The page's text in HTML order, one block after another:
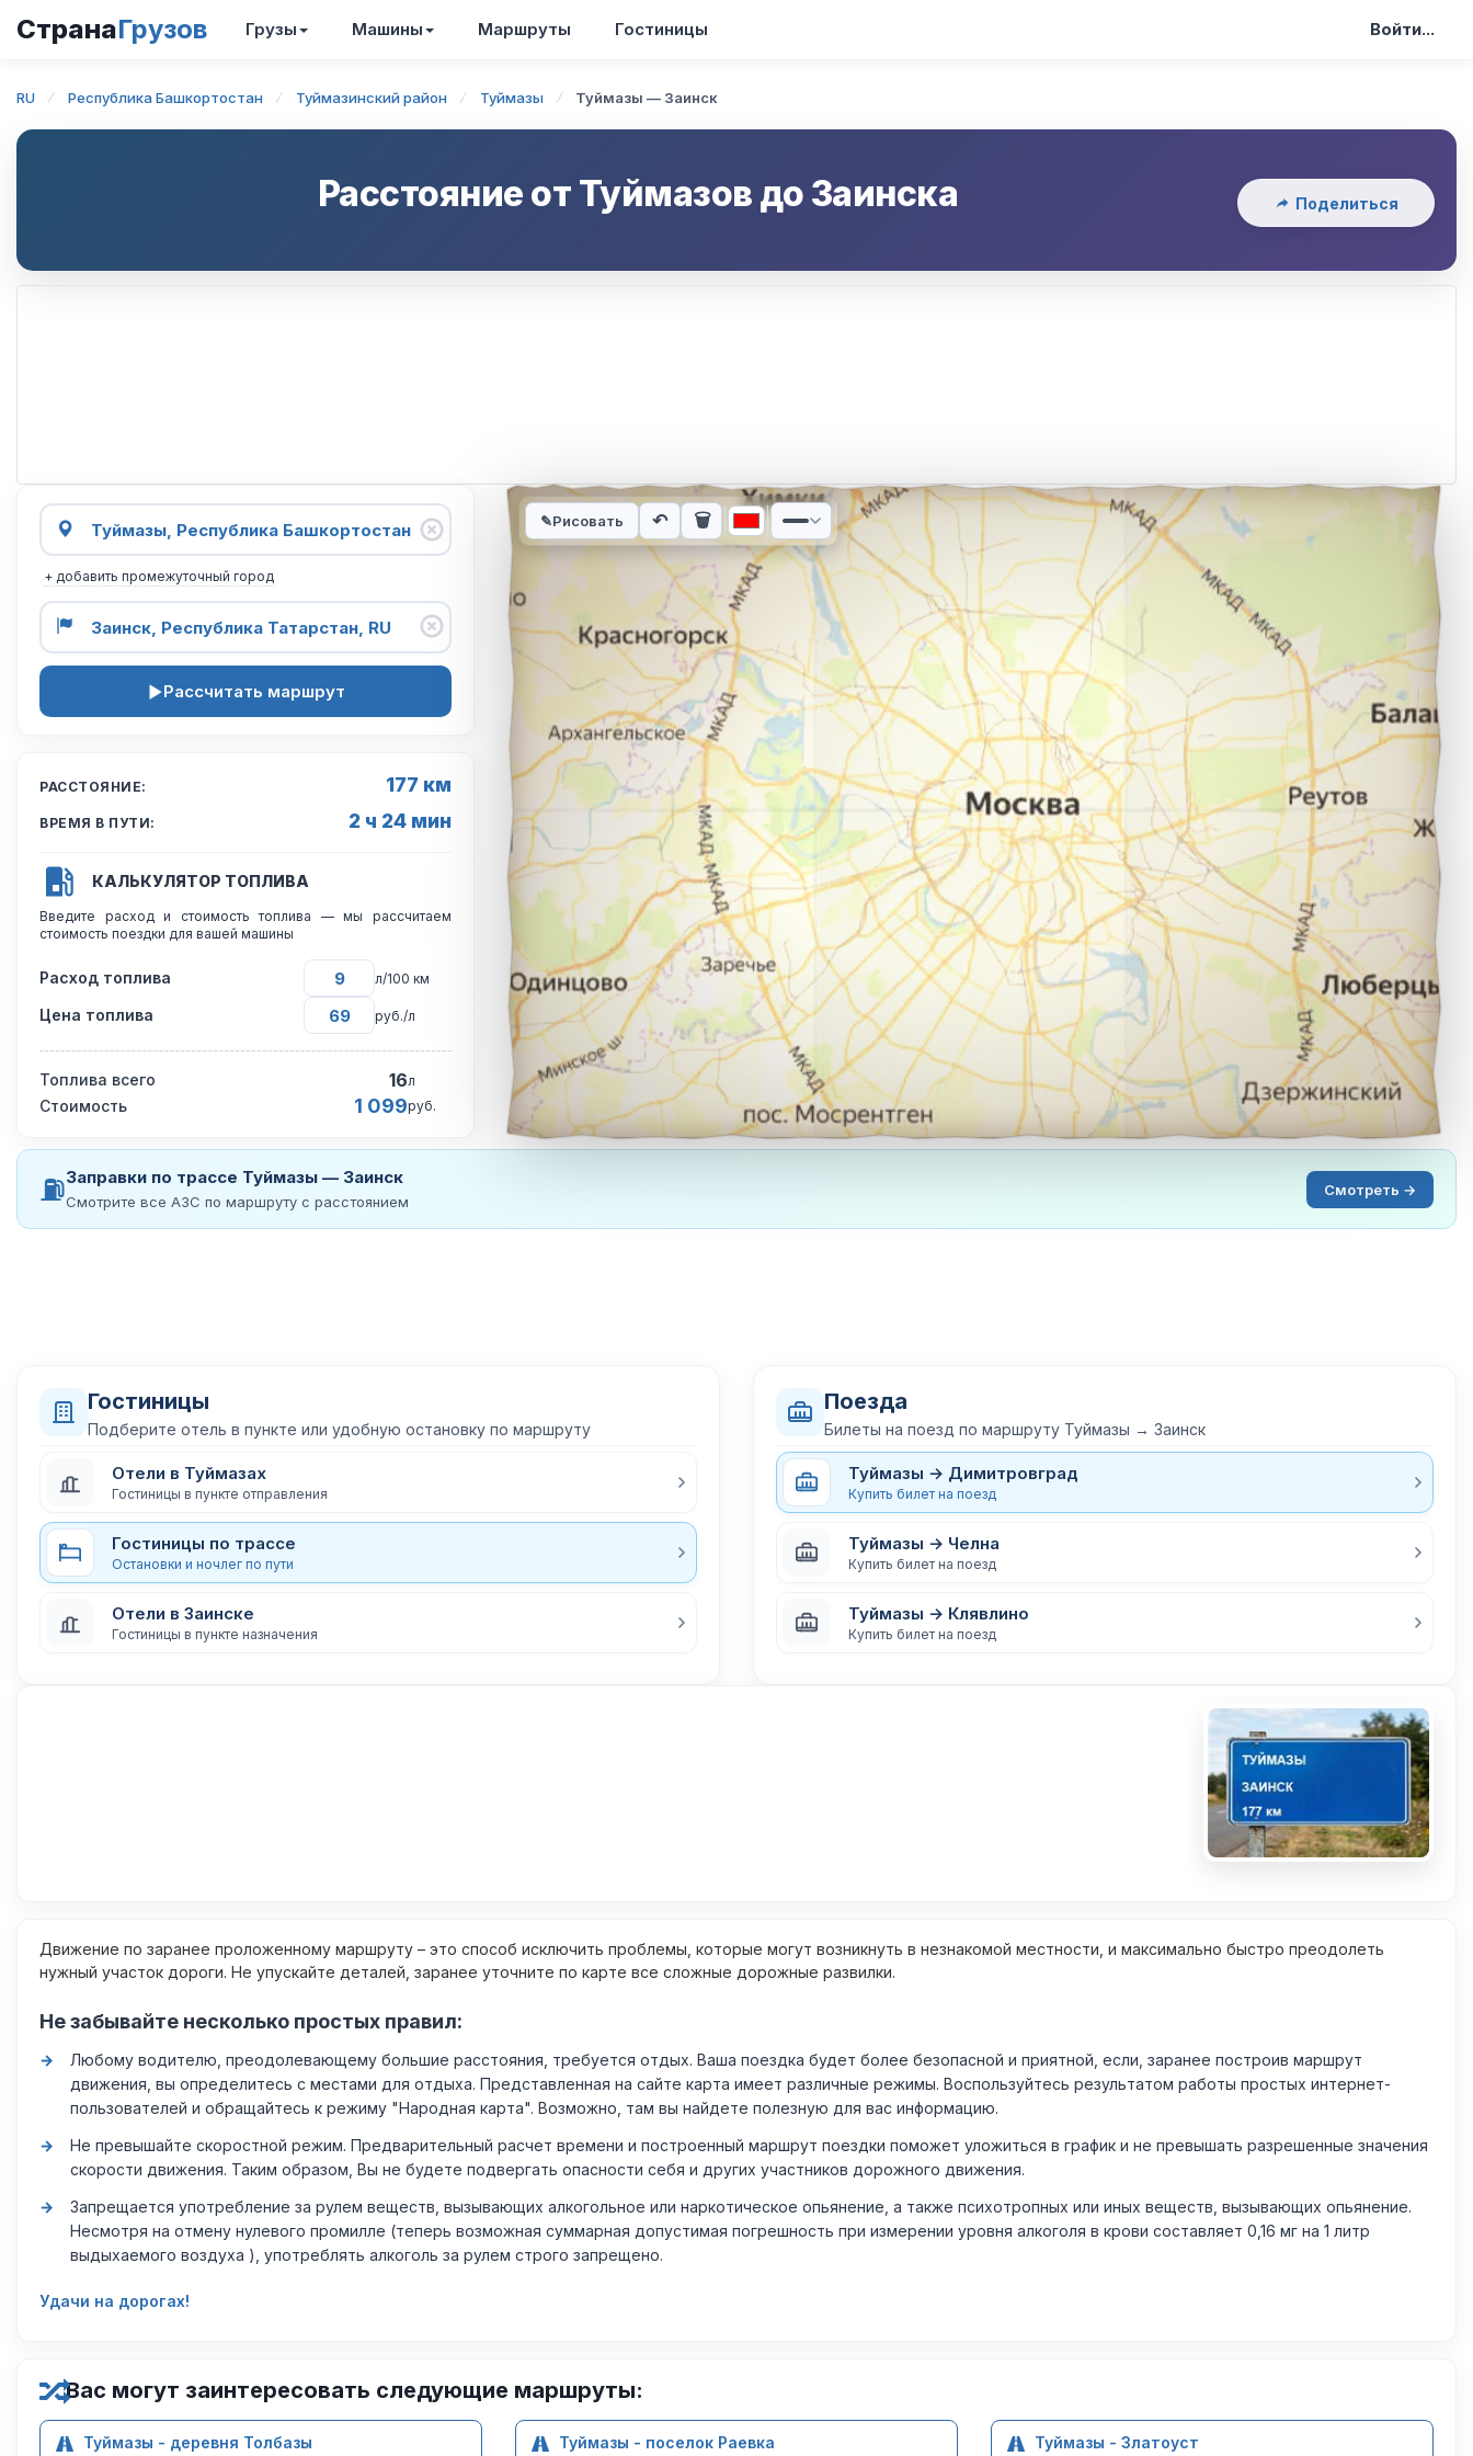
СтранаГрузов Грузы Машины Маршруты Гостиницы Войти...
RU Республика Башкортостан Туймазинский район Туймазы Туймазы — Заинск
Расстояние от Туймазов до Заинска Поделиться
+ добавить промежуточный город
Рассчитать маршрут
РАССТОЯНИЕ: 177 км
ВРЕМЯ В ПУТИ: 2 ч 24 мин
КАЛЬКУЛЯТОР ТОПЛИВА
Введите расход и стоимость топлива — мы рассчитаем
стоимость поездки для вашей машины
Расход топлива л/100 км
Цена топлива руб./л
Топлива всего 16л
Стоимость 1 099руб.
Интерактивная карта автомобильного маршрута из города Туймазы в город Заинск.
✎Рисовать ↶ 🗑
⛽Заправки по трассе Туймазы — Заинск
Смотрите все АЗС по маршруту с расстоянием
Смотреть →
Гостиницы
Подберите отель в пункте или удобную остановку по маршруту
Отели в Туймазах
Гостиницы в пункте отправления
Гостиницы по трассе
Остановки и ночлег по пути
Отели в Заинске
Гостиницы в пункте назначения
Поезда
Билеты на поезд по маршруту Туймазы → Заинск
Туймазы → Димитровград
Купить билет на поезд
Туймазы → Челна
Купить билет на поезд
Туймазы → Клявлино
Купить билет на поезд
Движение по заранее проложенному маршруту – это способ исключить проблемы, которые могут возникнуть в незнакомой местности, и максимально быстро преодолеть
нужный участок дороги. Не упускайте деталей, заранее уточните по карте все сложные дорожные развилки.
Не забывайте несколько простых правил:
Любому водителю, преодолевающему большие расстояния, требуется отдых. Ваша поездка будет более безопасной и приятной, если, заранее построив маршрут
движения, вы определитесь с местами для отдыха. Представленная на сайте карта имеет различные режимы. Воспользуйтесь результатом работы простых интернет-
пользователей и обращайтесь к режиму "Народная карта". Возможно, там вы найдете полезную для вас информацию.
Не превышайте скоростной режим. Предварительный расчет времени и построенный маршрут поездки поможет уложиться в график и не превышать разрешенные значения
скорости движения. Таким образом, Вы не будете подвергать опасности себя и других участников дорожного движения.
Запрещается употребление за рулем веществ, вызывающих алкогольное или наркотическое опьянение, а также психотропных или иных веществ, вызывающих опьянение.
Несмотря на отмену нулевого промилле (теперь возможная суммарная допустимая погрешность при измерении уровня алкоголя в крови составляет 0,16 мг на 1 литр
выдыхаемого воздуха ), употреблять алкоголь за рулем строго запрещено.
Удачи на дорогах!
Вас могут заинтересовать следующие маршруты:
Туймазы - деревня Толбазы Туймазы - поселок Раевка Туймазы - Златоуст